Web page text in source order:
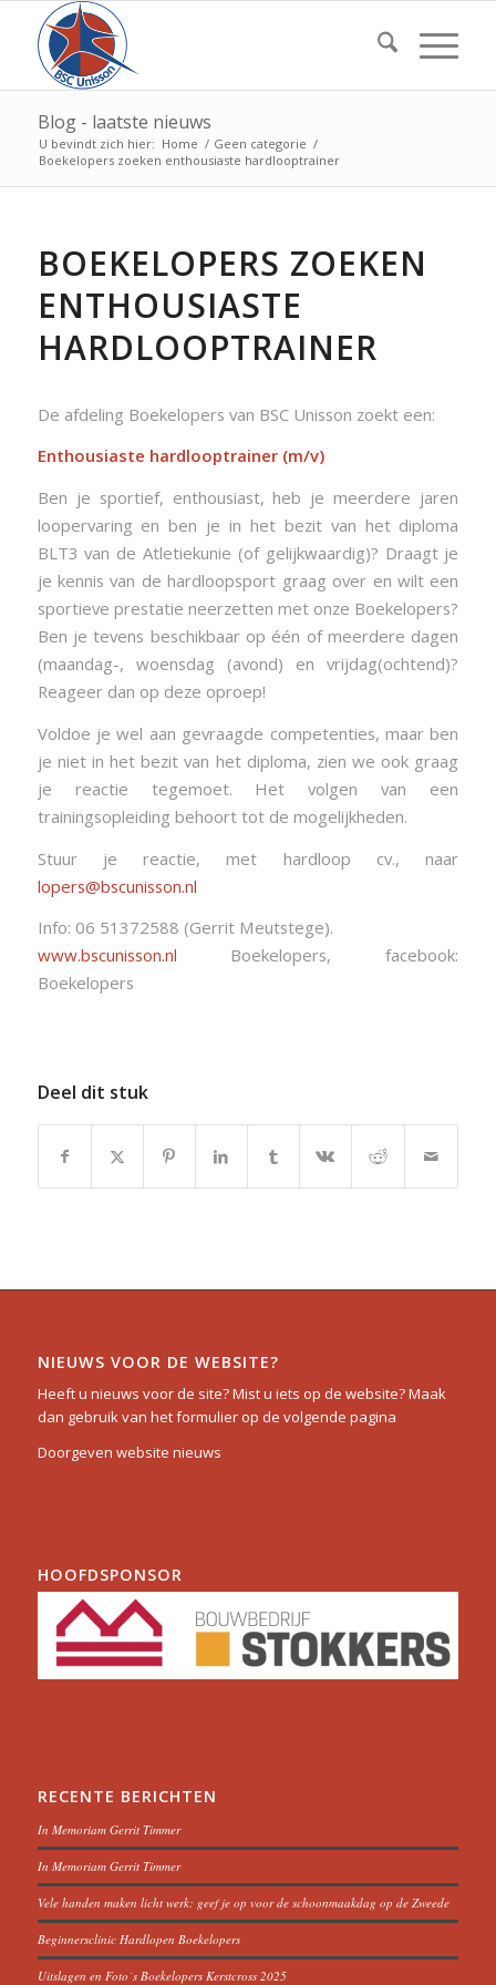
Blog - laatste nieuws
U bevindt zich hier: Home / Geen categorie /
Boekelopers zoeken enthousiaste hardlooptrainer
BOEKELOPERS ZOEKEN
ENTHOUSIASTE
HARDLOOPTRAINER
De afdeling Boekelopers van BSC Unisson zoekt een:
Enthousiaste hardlooptrainer (m/v)
Ben je sportief, enthousiast, heb je meerdere jaren
loopervaring en ben je in het bezit van het diploma
BLT3 van de Atletiekunie (of gelijkwaardig)? Draagt je
je kennis van de hardloopsport graag over en wilt een
sportieve prestatie neerzetten met onze Boekelopers?
Ben je tevens beschikbaar op één of meerdere dagen
(maandag-, woensdag (avond) en vrijdag(ochtend)?
Reageer dan op deze oproep!
Voldoe je wel aan gevraagde competenties, maar ben
je niet in het bezit van het diploma, zien we ook graag
je reactie tegemoet. Het volgen van een
trainingsopleiding behoort tot de mogelijkheden.
Stuur je reactie, met hardloop cv., naar
lopers@bscunisson.nl
Info: 06 51372588 (Gerrit Meutstege).
www.bscunisson.nl Boekelopers, facebook:
Boekelopers
Deel dit stuk
NIEUWS VOOR DE WEBSITE?
Heeft u nieuws voor de site? Mist u iets op de website? Maak
dan gebruik van het formulier op de volgende pagina
Doorgeven website nieuws
HOOFDSPONSOR
RECENTE BERICHTEN
In Memoriam Gerrit Timmer
In Memoriam Gerrit Timmer
Vele handen maken licht werk: geef je op voor de schoonmaakdag op de Zweede
Beginnersclinic Hardlopen Boekelopers
Uitslagen en Foto´s Boekelopers Kerstcross 2025